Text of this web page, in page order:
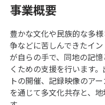
事業概要
豊かな文化や民族的な多
争などに苦しんできたイ
が自らの手で、同地の記
くための支援を行います
トの開催、記録映像のア
を通じて多文化共存と、